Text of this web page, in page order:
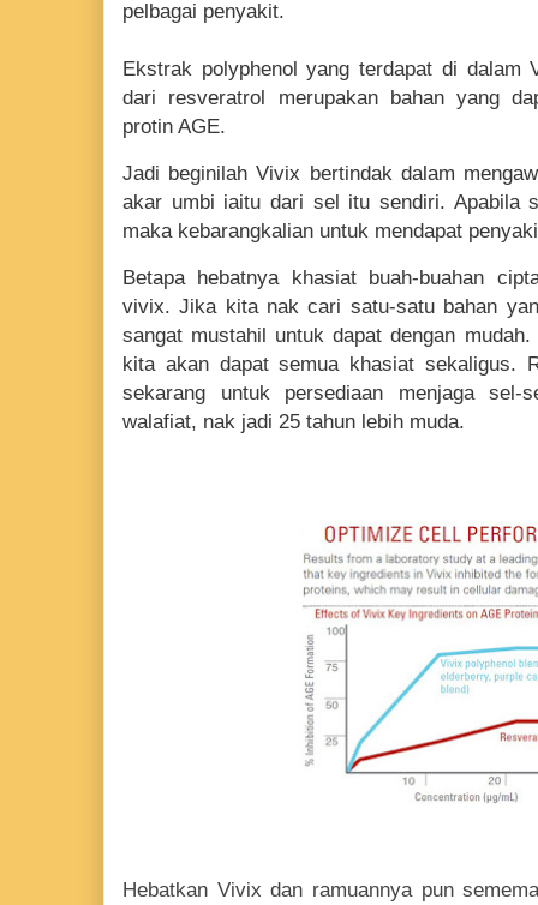
pelbagai penyakit.
Ekstrak polyphenol yang terdapat di
dari resveratrol merupakan bahan yang
protin AGE.
Jadi beginilah Vivix bertindak dalam
akar umbi iaitu dari sel itu sendiri. Apabila
maka kebarangkalian untuk mendapat
Betapa hebatnya khasiat buah-buahan
vivix. Jika kita nak cari satu-satu bahan
sangat mustahil untuk dapat dengan
kita akan dapat semua khasiat sekaligus.
sekarang untuk persediaan menjaga
walafiat, nak jadi 25 tahun lebih muda.
Hebatkan Vivix dan ramuannya pun